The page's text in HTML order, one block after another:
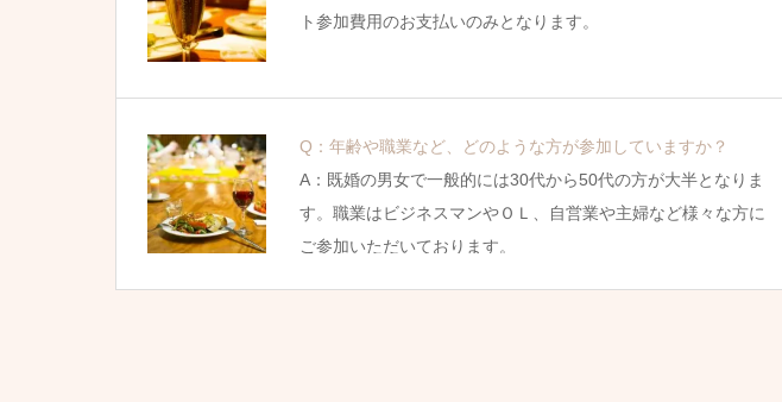
ト参加費用のお支払いのみとなります。
Q：年齢や職業など、どのような方が参加していますか？
A：既婚の男女で一般的には30代から50代の方が大半となりま
す。職業はビジネスマンやＯＬ、自営業や主婦など様々な方に
ご参加いただいております。